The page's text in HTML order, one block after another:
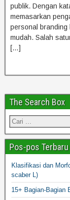
publik. Dengan
memasarkan
personal branding
mudah. Salah
[…]
The Search Box
Pos-pos Terbaru
Klasifikasi dan
scaber L)
15+ Bagian-Bagian